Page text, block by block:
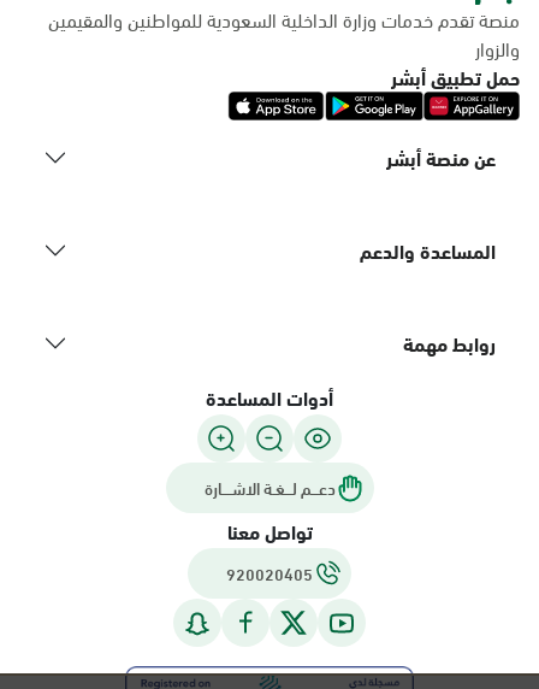
منصة تقدم خدمات وزارة الداخلية السعودية للمواطنين والمقيمين
والزوار
حمل تطبيق أبشر
عن منصة أبشر
المساعدة والدعم
روابط مهمة
أدوات المساعدة
دعـــم لـــغـة الاشــــارة
تواصل معنا
920020405